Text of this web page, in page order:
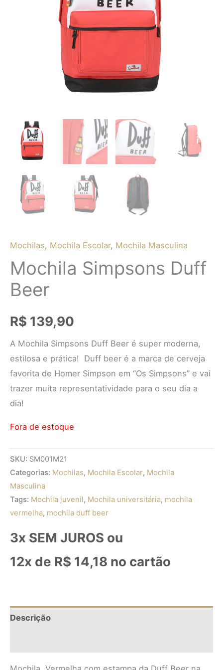
Mochilas, Mochila Escolar, Mochila Masculina
Mochila Simpsons Duff
Beer
R$ 139,90
A Mochila Simpsons Duff Beer é super moderna,
estilosa e prática! Duff beer é a marca de cerveja
favorita de Homer Simpson em “Os Simpsons” e vai
trazer muita representatividade para o seu dia a
dia!
Fora de estoque
SKU: SM001M21
Categorias: Mochilas, Mochila Escolar, Mochila
Masculina
Tags: Mochila juvenil, Mochila universitária, mochila
vermelha, mochila duff beer
3x SEM JUROS ou
12x de R$ 14,18 no cartão
Descrição